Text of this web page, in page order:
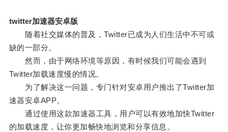
twitter加速器安卓版
随着社交媒体的普及，Twitter已成为人们生活中不可或
缺的一部分。
然而，由于网络环境等原因，有时候我们可能会遇到
Twitter加载速度慢的情况。
为了解决这一问题，专门针对安卓用户推出了Twitter加
速器安卓APP。
通过使用这款加速器工具，用户可以有效地加快Twitter
的加载速度，让你更加畅快地浏览和分享信息。